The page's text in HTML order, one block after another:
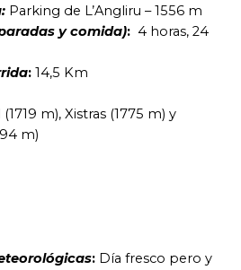
Parking de L’Angliru – 1556 m
y comida):4 horas, 24
:14,5 Km
m), Xistras (1775 m) y
m)
: Día fresco pero y